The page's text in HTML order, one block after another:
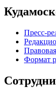
Пресс-
Формат